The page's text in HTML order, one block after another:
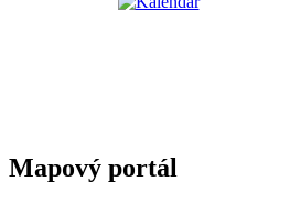
Mapový portál